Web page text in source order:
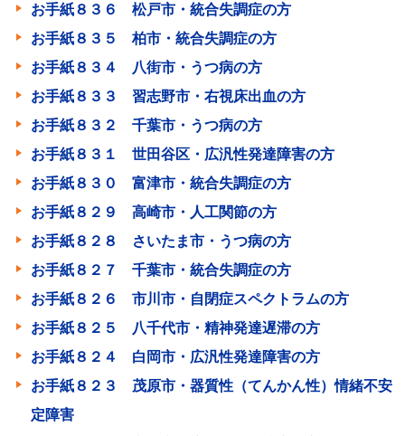
お手紙８３６ 松戸市・統合失調症の方
お手紙８３５ 柏市・統合失調症の方
お手紙８３４ 八街市・うつ病の方
お手紙８３３ 習志野市・右視床出血の方
お手紙８３２ 千葉市・うつ病の方
お手紙８３１ 世田谷区・広汎性発達障害の方
お手紙８３０ 富津市・統合失調症の方
お手紙８２９ 高崎市・人工関節の方
お手紙８２８ さいたま市・うつ病の方
お手紙８２７ 千葉市・統合失調症の方
お手紙８２６ 市川市・自閉症スペクトラムの方
お手紙８２５ 八千代市・精神発達遅滞の方
お手紙８２４ 白岡市・広汎性発達障害の方
お手紙８２３ 茂原市・器質性（てんかん性）情緒不安
定障害